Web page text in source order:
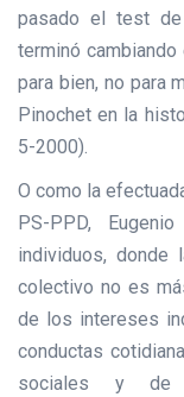
pasado el test
terminó
para bien, no para
Pinochet en la
5-2000).
O como la
PS-PPD,
individuos, donde
colectivo no es
de los intereses
conductas
sociales y de